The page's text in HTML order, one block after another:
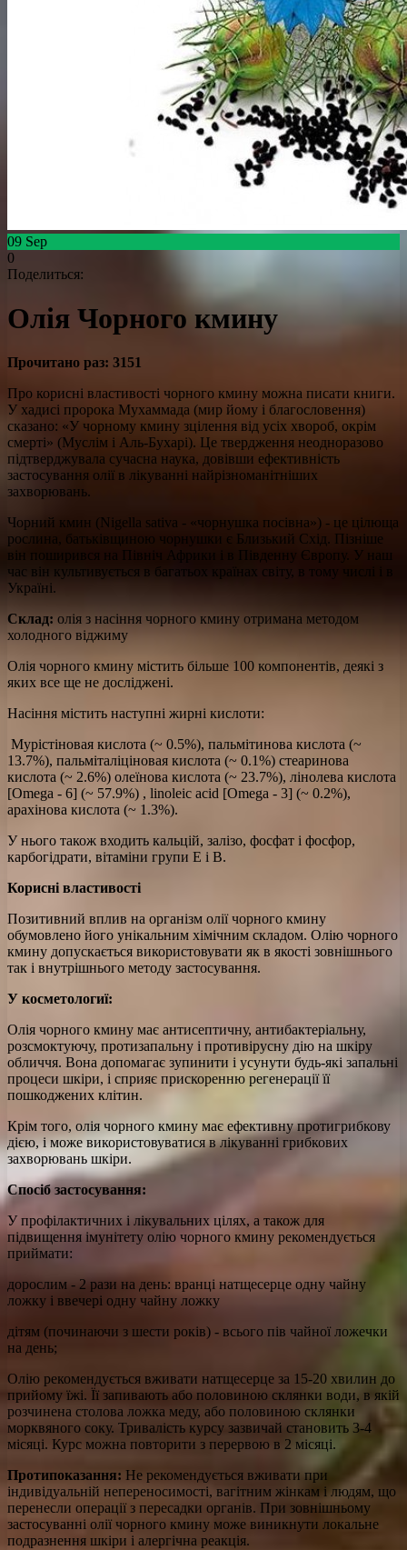
09 Sep
0
Поделиться:
Олія Чорного кмину
Прочитано раз: 3151
Про корисні властивості чорного кмину можна писати книги.
У хадисі пророка Мухаммада (мир йому і благословення)
сказано: «У чорному кмину зцілення від усіх хвороб, окрім
смерті» (Муслім і Аль-Бухарі). Це твердження неодноразово
підтверджувала сучасна наука, довівши ефективність
застосування олії в лікуванні найрізноманітніших
захворювань.
Чорний кмин (Nigella sativa - «чорнушка посівна») - це цілюща
рослина, батьківщиною чорнушки є Близький Схід. Пізніше
він поширився на Північ Африки і в Південну Європу. У наш
час він культивується в багатьох країнах світу, в тому числі і в
Україні.
Склад: олія з насіння чорного кмину отримана методом
холодного віджиму
Олія чорного кмину містить більше 100 компонентів, деякі з
яких все ще не досліджені.
Насіння містить наступні жирні кислоти:
Мурістіновая кислота (~ 0.5%), пальмітинова кислота (~
13.7%), пальміталіціновая кислота (~ 0.1%) стеаринова
кислота (~ 2.6%) олеїнова кислота (~ 23.7%), лінолева кислота
[Omega - 6] (~ 57.9%) , linoleic acid [Omega - 3] (~ 0.2%),
арахінова кислота (~ 1.3%).
У нього також входить кальцій, залізо, фосфат і фосфор,
карбогідрати, вітаміни групи Е і В.
Корисні властивості
Позитивний вплив на організм олії чорного кмину
обумовлено його унікальним хімічним складом. Олію чорного
кмину допускається використовувати як в якості зовнішнього
так і внутрішнього методу застосування.
У косметологиї:
Олія чорного кмину має антисептичну, антибактеріальну,
розсмоктуючу, протизапальну і противірусну дію на шкіру
обличчя. Вона допомагає зупинити і усунути будь-які запальні
процеси шкіри, і сприяє прискоренню регенерації її
пошкоджених клітин.
Крім того, олія чорного кмину має ефективну протигрибкову
дією, і може використовуватися в лікуванні грибкових
захворювань шкіри.
Спосіб застосування:
У профілактичних і лікувальних цілях, а також для
підвищення імунітету олію чорного кмину рекомендується
приймати:
дорослим - 2 рази на день: вранці натщесерце одну чайну
ложку і ввечері одну чайну ложку
дітям (починаючи з шести років) - всього пів чайної ложечки
на день;
Олію рекомендується вживати натщесерце за 15-20 хвилин до
прийому їжі. Її запивають або половиною склянки води, в якій
розчинена столова ложка меду, або половиною склянки
морквяного соку. Тривалість курсу зазвичай становить 3-4
місяці. Курс можна повторити з перервою в 2 місяці.
Протипоказання: Не рекомендується вживати при
індивідуальній непереносимості, вагітним жінкам і людям, що
перенесли операції з пересадки органів. При зовнішньому
застосуванні олії чорного кмину може виникнути локальне
подразнення шкіри і алергічна реакція.